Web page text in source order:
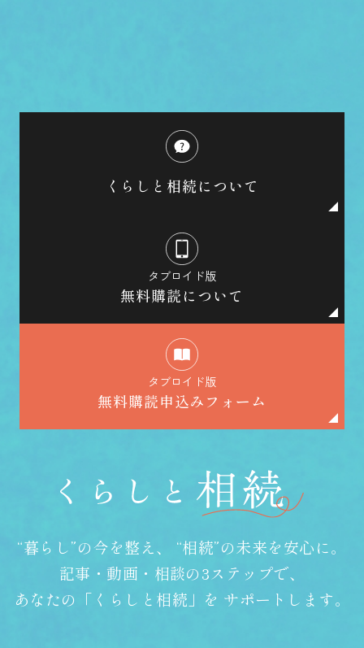
くらしと相続について
タブロイド版
無料購読について
タブロイド版
無料購読申込みフォーム
“暮らし”の今を整え、
“相続”の未来を安心に。
記事・動画・相談の3ステップで、
あなたの「くらしと相続」を サポートします。